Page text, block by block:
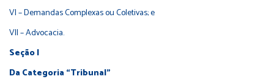
VI – Demandas Complexas ou Coletivas; e
VII – Advocacia.
Seção I
Da Categoria “Tribunal”